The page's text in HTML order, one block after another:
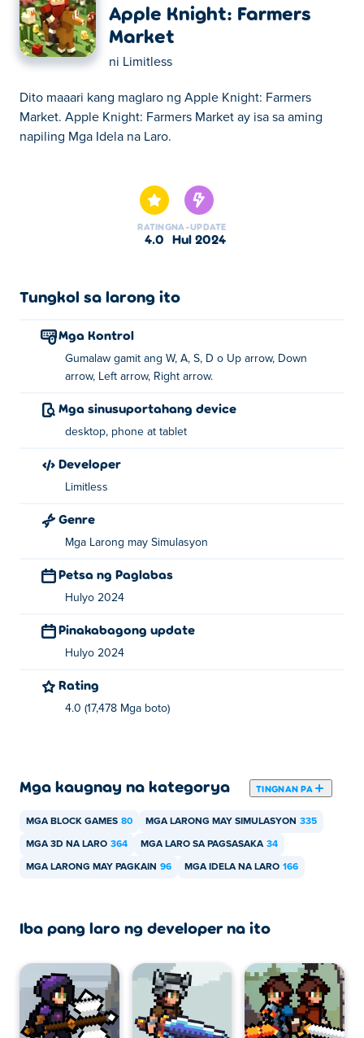
Apple Knight: Farmers
Market
ni Limitless
Dito maaari kang maglaro ng Apple Knight: Farmers
Market. Apple Knight: Farmers Market ay isa sa aming
napiling Mga Idela na Laro.
napiling Mga Idela na Laro.
RATING
4.0
NA-UPDATE
Hul 2024
Tungkol sa larong ito
Mga Kontrol
Gumalaw gamit ang W, A, S, D o Up arrow, Down
arrow, Left arrow, Right arrow.
Mga sinusuportahang device
desktop, phone at tablet
Developer
Limitless
Genre
Mga Larong may Simulasyon
Petsa ng Paglabas
Hulyo 2024
Pinakabagong update
Hulyo 2024
Rating
4.0 (17,478 Mga boto)
Mga kaugnay na kategorya TINGNAN PA
MGA BLOCK GAMES 80 MGA LARONG MAY SIMULASYON 335
MGA 3D NA LARO 364 MGA LARO SA PAGSASAKA 34
MGA LARONG MAY PAGKAIN 96 MGA IDELA NA LARO 166
Iba pang laro ng developer na ito